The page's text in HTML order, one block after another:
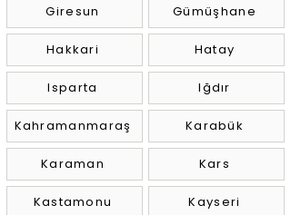
Giresun
Hakkari
Isparta
Kahramanmaraş
Karaman
Kastamonu
Gümüşhane
Hatay
Iğdır
Karabük
Kars
Kayseri